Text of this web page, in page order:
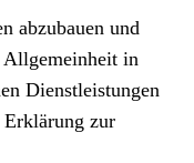
abzubauen und
Allgemeinheit in
Dienstleistungen
zur